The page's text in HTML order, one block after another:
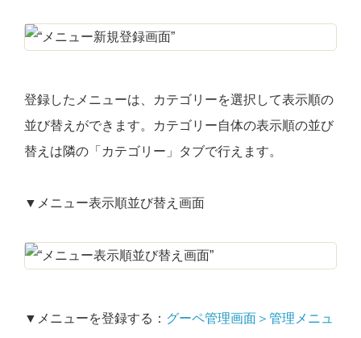
登録したメニューは、カテゴリーを選択して表示順の
並び替えができます。カテゴリー自体の表示順の並び
替えは隣の「カテゴリー」タブで行えます。
▼メニュー表示順並び替え画面
▼メニューを登録する： グーペ管理画面＞管理メニュ